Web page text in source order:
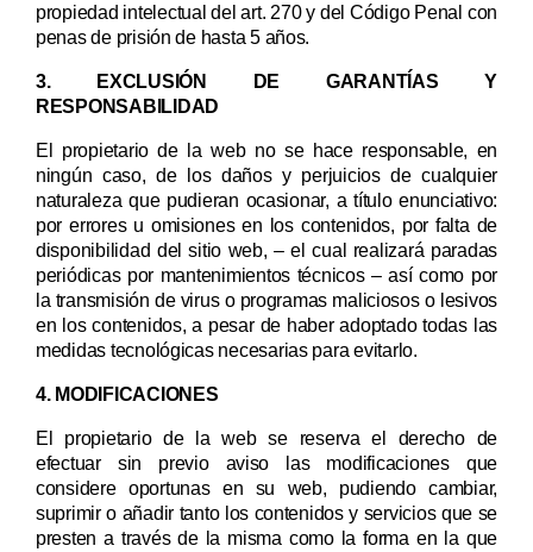
propiedad intelectual del art. 270 y del Código Penal con
penas de prisión de hasta 5 años.
3. EXCLUSIÓN DE GARANTÍAS Y
RESPONSABILIDAD
El propietario de la web no se hace responsable, en
ningún caso, de los daños y perjuicios de cualquier
naturaleza que pudieran ocasionar, a título enunciativo:
por errores u omisiones en los contenidos, por falta de
disponibilidad del sitio web, – el cual realizará paradas
periódicas por mantenimientos técnicos – así como por
la transmisión de virus o programas maliciosos o lesivos
en los contenidos, a pesar de haber adoptado todas las
medidas tecnológicas necesarias para evitarlo.
4. MODIFICACIONES
El propietario de la web se reserva el derecho de
efectuar sin previo aviso las modificaciones que
considere oportunas en su web, pudiendo cambiar,
suprimir o añadir tanto los contenidos y servicios que se
presten a través de la misma como la forma en la que